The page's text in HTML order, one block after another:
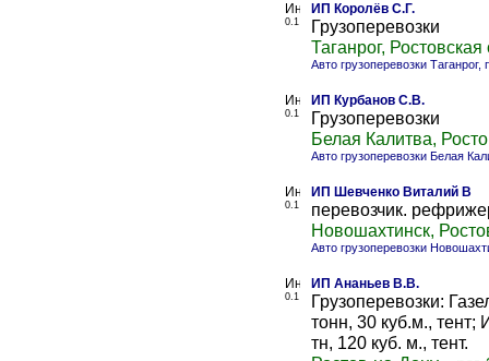
0.1
ИП Королёв С.Г.
Грузоперевозки
Таганрог, Ростовская
Авто грузоперевозки Таганрог,
0.1
ИП Курбанов С.В.
Грузоперевозки
Белая Калитва,
Авто грузоперевозки Белая
0.1
ИП Шевченко Виталий В
перевозчик.
Новошахтинск,
Авто грузоперевозки
0.1
ИП Ананьев В.В.
Грузоперевозки:
тонн, 30 куб.м.,
тн, 120 куб. м., тент.